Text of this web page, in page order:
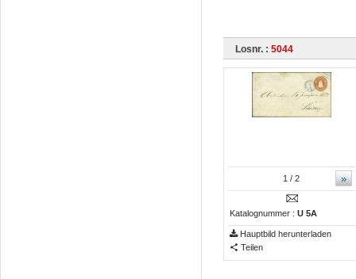
Losnr. : 5044
»
1 / 2
Katalognummer : U 5A
Hauptbild herunterladen
Teilen